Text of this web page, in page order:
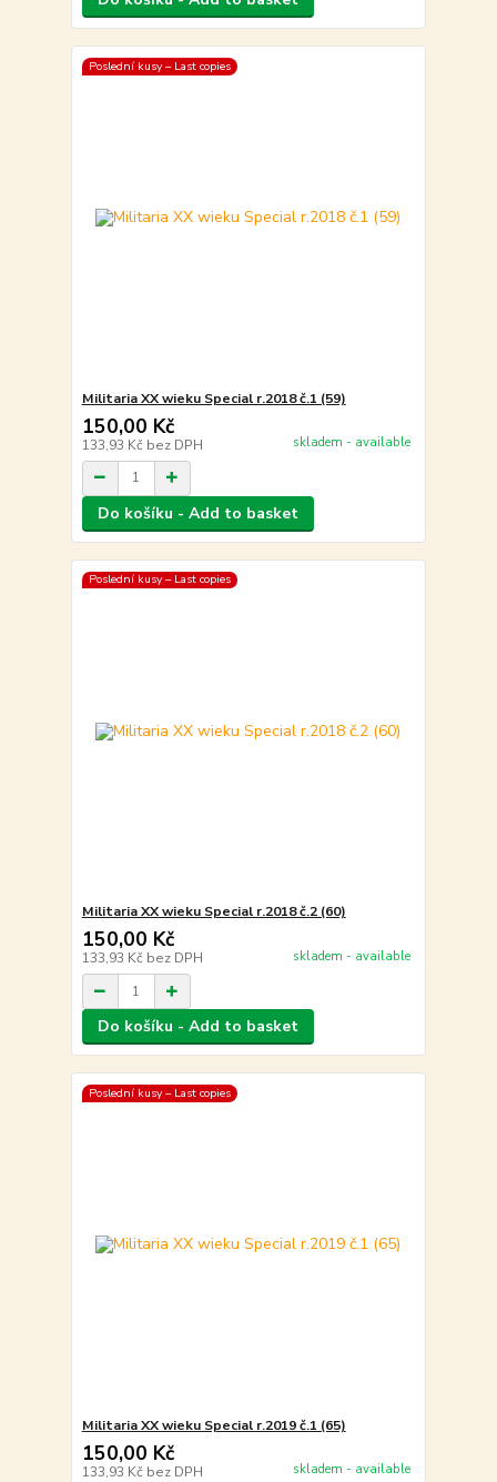
Poslední kusy – Last copies
Militaria XX wieku Special r.2018 č.1 (59)
150,00 Kč
133,93 Kč bez DPH skladem - available
Do košíku - Add to basket
Poslední kusy – Last copies
Militaria XX wieku Special r.2018 č.2 (60)
150,00 Kč
133,93 Kč bez DPH skladem - available
Do košíku - Add to basket
Poslední kusy – Last copies
Militaria XX wieku Special r.2019 č.1 (65)
150,00 Kč
133,93 Kč bez DPH skladem - available